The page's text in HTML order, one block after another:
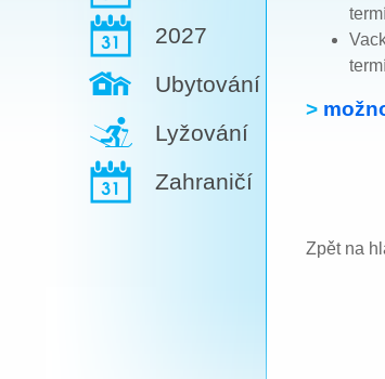
2027
Ubytování
Lyžování
Zahraničí
>
Zpět na